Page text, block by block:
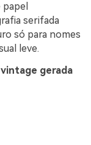
serifada
só para nomes
leve.
gerada